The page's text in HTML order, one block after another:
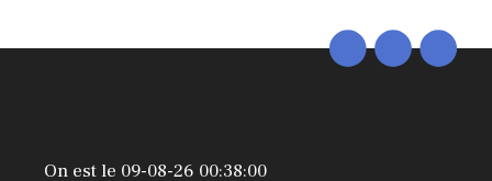
On est le 09-08-26 00:38:00